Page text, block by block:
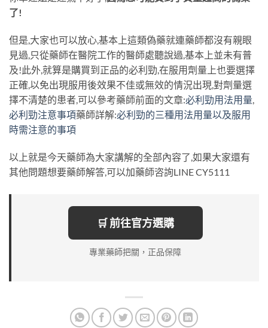
了!
但是,大家也可以放心,基本上這類偽藥就連藥師都沒有親眼
見過,只從藥師在醫院工作的醫師處聽說過,基本上並未有普
及!此外,就算是購買到正品的必利勁,在服用劑量上也要選擇
正確,以免出現服用後效果不佳或無效的情況出現,對劑量選
擇不清楚的患者,可以參考藥師前面的文章:必利勁用法用量,
必利勁注意事項藥師詳解:必利勁的三種用法用量以及服用
時需注意的事項
以上就是今天藥師為大家講解的全部內容了,如果大家還有
其他問題想要藥師解答,可以加藥師咨詢LINE CY5111
🛒 前往官方選購
專業藥師把關，正品保障